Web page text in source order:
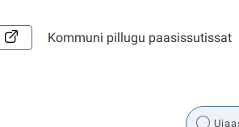
da
kl-GL
Kommuni pillugu paasissutissat